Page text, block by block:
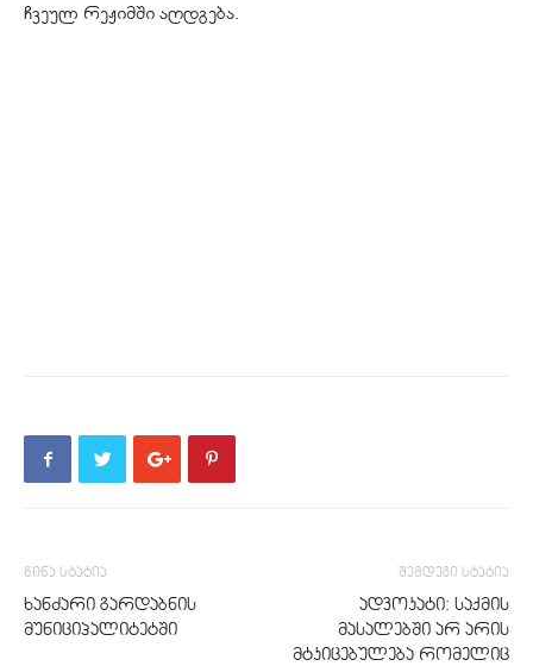
ჩვეულ რეჟიმში აღდგება.
წინა სტატია
ხანძარი გარდაბნის
მუნიციპალიტეტში
შემდეგი სტატია
ადვოკატი: საქმის
მასალებში არ არის
მტკიცებულება რომელიც